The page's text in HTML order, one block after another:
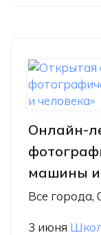
Онлайн-
машины и
Все города,
3 июня